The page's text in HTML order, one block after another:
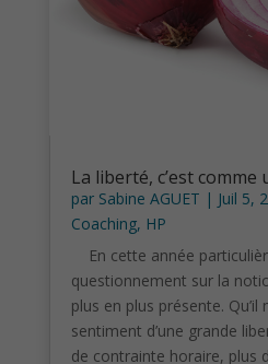
La liberté, c’est
par Sabine AGUET | Juil 5,
Coaching, HP
En cette année
questionnement sur la
plus en plus présente.
sentiment d’une grande
de contrainte horaire, plus